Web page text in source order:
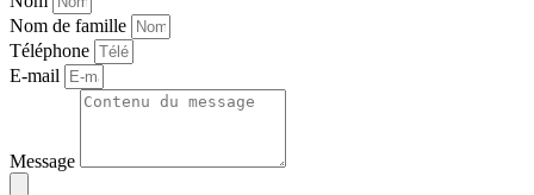
Nom de famille
Téléphone
E-mail
Message